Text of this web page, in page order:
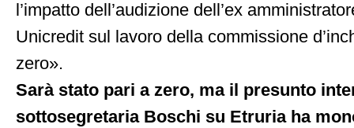
l’impatto dell’audizione dell’ex
Unicredit sul lavoro della commissione
zero».
Sarà stato pari a zero, ma il presunto
sottosegretaria Boschi su Etruria ha